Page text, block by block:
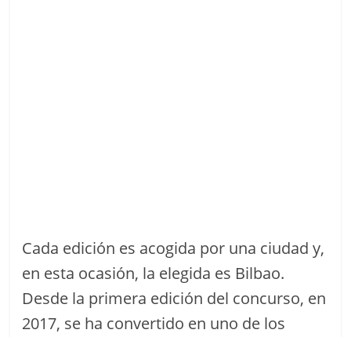
Cada edición es acogida por una ciudad y,
en esta ocasión, la elegida es Bilbao.
Desde la primera edición del concurso, en
2017, se ha convertido en uno de los